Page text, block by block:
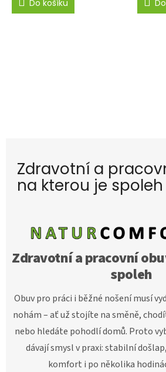
Do košíku
Zdravotní a
na kterou je spoleh
Zdravotní a pracovní
spoleh
Obuv pro práci i běžné nošení musí
nohám – ať už stojíte na směně,
nebo hledáte pohodlí domů. Proto
dávají smysl v praxi: stabilní
komfort i po několika